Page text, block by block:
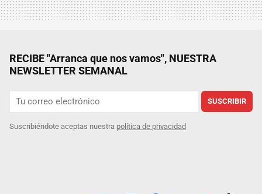
RECIBE "Arranca que nos vamos", NUESTRA
NEWSLETTER SEMANAL
SUSCRIBIR
Suscribiéndote aceptas nuestra política de privacidad